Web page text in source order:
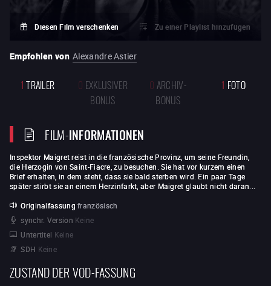
Diesen Film verschenken Zu einer Playlist hinzufügen
Empfohlen von Alexandre Astier
1 TRAILER 0 EXKLUSIVER
BONUS
0 ARCHIV-
BONUS
1 FOTO
FILM-INFORMATIONEN
Inspektor Maigret reist in die französische Provinz, um seine Freundin,
die Herzogin von Saint-Fiacre, zu besuchen. Sie hat vor kurzem einen
Brief erhalten, in dem steht, dass sie bald sterben wird. Ein paar Tage
später stirbt sie an einem Herzinfarkt, aber Maigret glaubt nicht daran...
Originalfassung französisch
synchr. Version Keine
Untertitel Keine
SDH Keine
ZUSTAND DER VOD-FASSUNG